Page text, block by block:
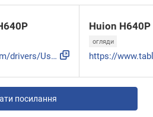
http://www.huiontablet.com/drivers/User_Manual/User Manual_...
Huion H640P
огляди
посилання